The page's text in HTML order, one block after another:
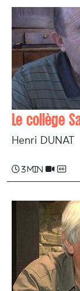
Le collège
Henri DUNAT
3 min